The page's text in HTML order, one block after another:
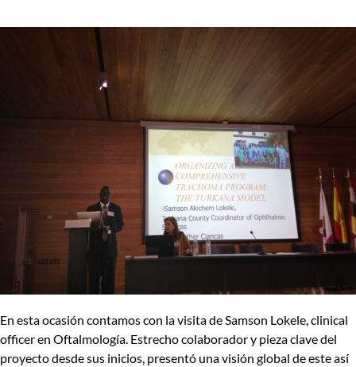
En esta ocasión contamos con la visita de Samson Lokele, clinical
officer en Oftalmología. Estrecho colaborador y pieza clave del
proyecto desde sus inicios, presentó una visión global de este así